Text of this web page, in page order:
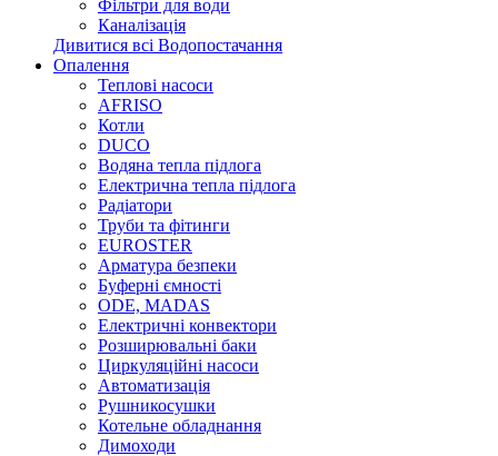
Фільтри для води
Каналізація
Дивитися всі Водопостачання
Опалення
Теплові насоси
AFRISO
Котли
DUCO
Водяна тепла підлога
Електрична тепла підлога
Радіатори
Труби та фітинги
EUROSTER
Арматура безпеки
Буферні ємності
ODE, MADAS
Електричні конвектори
Розширювальні баки
Циркуляційні насоси
Автоматизація
Рушникосушки
Котельне обладнання
Димоходи